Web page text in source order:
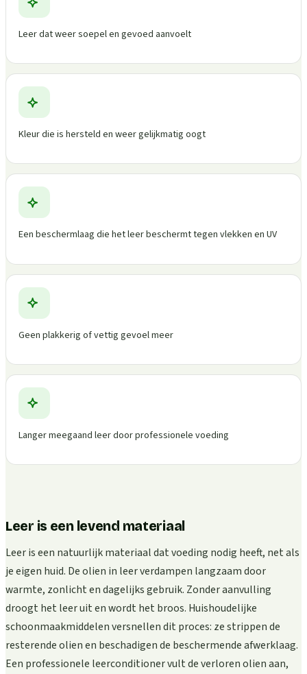
Leer dat weer soepel en gevoed aanvoelt
Kleur die is hersteld en weer gelijkmatig oogt
Een beschermlaag die het leer beschermt tegen vlekken en UV
Geen plakkerig of vettig gevoel meer
Langer meegaand leer door professionele voeding
Leer is een levend materiaal
Leer is een natuurlijk materiaal dat voeding nodig heeft, net als
je eigen huid. De olien in leer verdampen langzaam door
warmte, zonlicht en dagelijks gebruik. Zonder aanvulling
droogt het leer uit en wordt het broos. Huishoudelijke
schoonmaakmiddelen versnellen dit proces: ze strippen de
resterende olien en beschadigen de beschermende afwerklaag.
Een professionele leerconditioner vult de verloren olien aan,